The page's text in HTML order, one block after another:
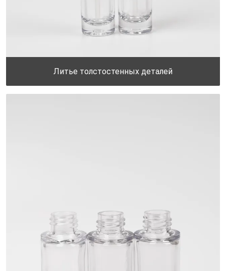
Литье толстостенных деталей